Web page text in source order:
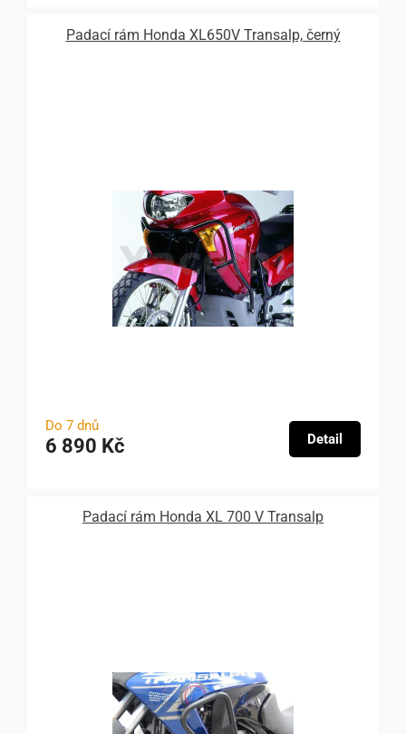
Padací rám Honda XL650V Transalp, černý
Do 7 dnů
6 890 Kč Detail
Padací rám Honda XL 700 V Transalp